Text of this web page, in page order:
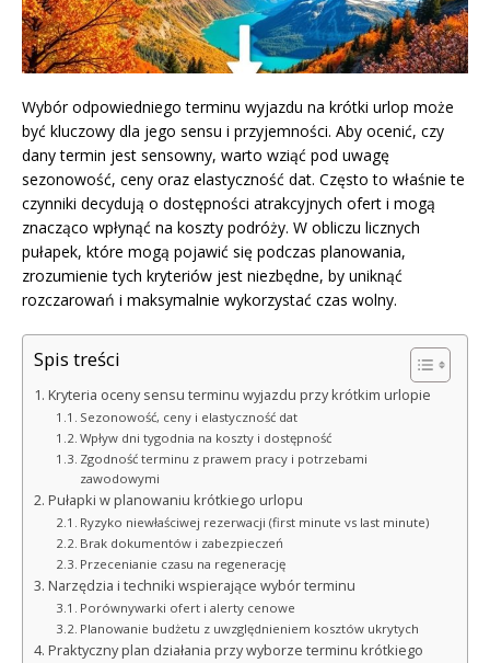
Wybór odpowiedniego terminu wyjazdu na krótki urlop może
być kluczowy dla jego sensu i przyjemności. Aby ocenić, czy
dany termin jest sensowny, warto wziąć pod uwagę
sezonowość, ceny oraz elastyczność dat. Często to właśnie te
czynniki decydują o dostępności atrakcyjnych ofert i mogą
znacząco wpłynąć na koszty podróży. W obliczu licznych
pułapek, które mogą pojawić się podczas planowania,
zrozumienie tych kryteriów jest niezbędne, by uniknąć
rozczarowań i maksymalnie wykorzystać czas wolny.
Spis treści
Kryteria oceny sensu terminu wyjazdu przy krótkim urlopie
Sezonowość, ceny i elastyczność dat
Wpływ dni tygodnia na koszty i dostępność
Zgodność terminu z prawem pracy i potrzebami
zawodowymi
Pułapki w planowaniu krótkiego urlopu
Ryzyko niewłaściwej rezerwacji (first minute vs last minute)
Brak dokumentów i zabezpieczeń
Przecenianie czasu na regenerację
Narzędzia i techniki wspierające wybór terminu
Porównywarki ofert i alerty cenowe
Planowanie budżetu z uwzględnieniem kosztów ukrytych
Praktyczny plan działania przy wyborze terminu krótkiego